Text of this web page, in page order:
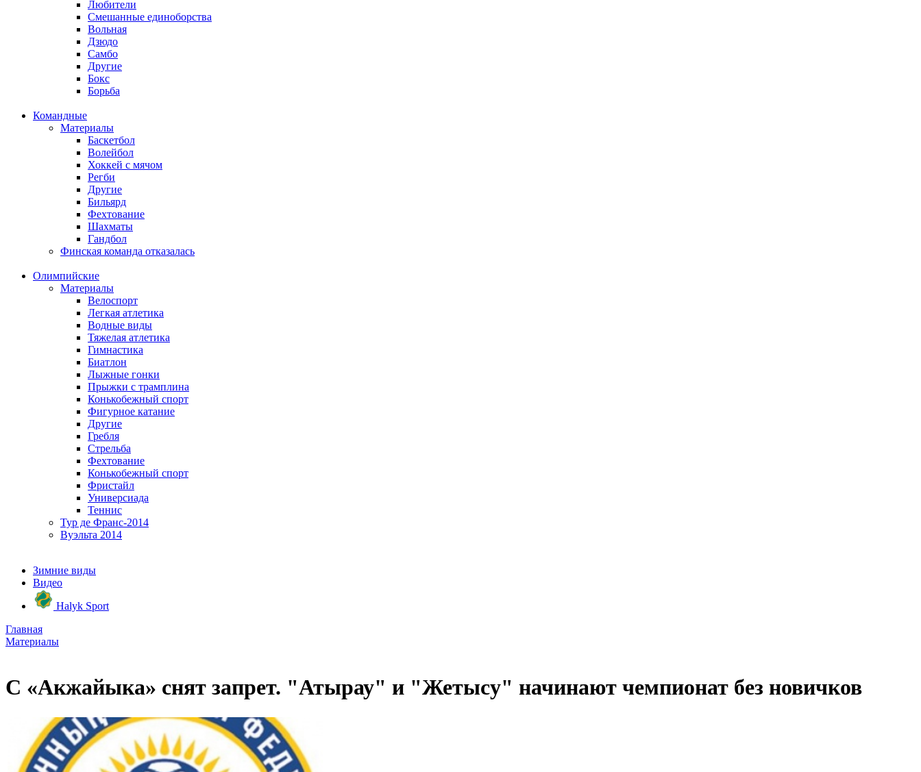
Любители
Смешанные единоборства
Вольная
Дзюдо
Самбо
Другие
Бокс
Борьба
Командные
Материалы
Баскетбол
Волейбол
Хоккей с мячом
Регби
Другие
Бильярд
Фехтование
Шахматы
Гандбол
Финская команда отказалась
Олимпийские
Материалы
Велоспорт
Легкая атлетика
Водные виды
Тяжелая атлетика
Гимнастика
Биатлон
Лыжные гонки
Прыжки с трамплина
Конькобежный спорт
Фигурное катание
Другие
Гребля
Стрельба
Фехтование
Конькобежный спорт
Фристайл
Универсиада
Теннис
Тур де Франс-2014
Вуэльта 2014
Зимние виды
Видео
Halyk Sport
Главная
Материалы
С «Акжайыка» снят запрет. "Атырау" и "Жетысу" начинают чемпионат без новичков